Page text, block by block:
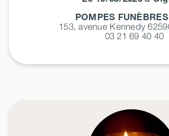
POMPES
153, avenue Kennedy
03 21 69 40 40